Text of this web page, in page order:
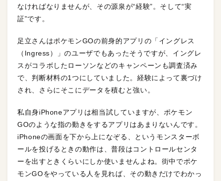
なければなりませんが、その源泉が“経験”。そして“実
証”です。
足立さんはポケモンGOの前身的アプリの「イングレス
（Ingress）」のユーザでもあったそうですが、イングレ
スがコラボしたローソンなどのキャンペーンも調査済み
で、判断材料の1つにしていました。経験によって裏づけ
され、さらにそこにデータを積むと強い。
私自身iPhoneアプリは相当試していますが、ポケモン
GOのような指の動きをするアプリはあまりないんです。
iPhoneの画面を下から上になぞる、というモンスターボ
ールを投げるときの動作は、普段はコントロールセンタ
ーを出すときくらいにしか使いませんよね。街中でポケ
モンGOをやっている人を見れば、その動きだけでわかっ